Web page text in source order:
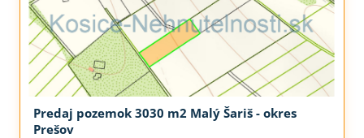
Predaj pozemok 3030 m2 Malý Šariš - okres
Prešov